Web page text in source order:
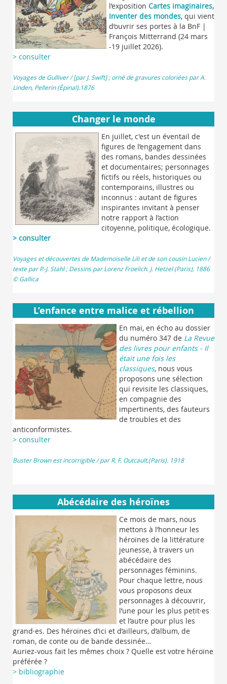
l’exposition Cartes imaginaires,
Inventer des mondes, qui vient
d’ouvrir ses portes à la BnF |
François Mitterrand (24 mars
-19 juillet 2026).
> consulter
Voyages de Gulliver / [par J. Swift] ; orné de gravures coloriées par A.
Linden, Pellerin (Épinal).1876
Changer le monde
En juillet, c'est un éventail de
figures de l’engagement dans
des romans, bandes dessinées
et documentaires; personnages
fictifs ou réels, historiques ou
contemporains, illustres ou
inconnus : autant de figures
inspirantes invitant à penser
notre rapport à l’action
citoyenne, politique, écologique.
> consulter
Voyages et découvertes de Mademoiselle Lili et de son cousin Lucien /
texte par P.-J. Stahl ; Dessins par Lorenz Froelich. J. Hetzel (Paris), 1886
© Gallica
L’enfance entre malice et rébellion
En mai, en écho au dossier
du numéro 347 de La Revue
des livres pour enfants - Il
était une fois les
classiques, nous vous
proposons une sélection
qui revisite les classiques,
en compagnie des
impertinents, des fauteurs
de troubles et des
anticonformistes.
> consulter
Buster Brown est incorrigible / par R. F. Outcault,(Paris). 1918
Abécédaire des héroïnes
Ce mois de mars, nous
mettons à l’honneur les
héroïnes de la littérature
jeunesse, à travers un
abécédaire des
personnages féminins.
Pour chaque lettre, nous
vous proposons deux
personnages à découvrir,
l’une pour les plus petit·es
et l’autre pour plus les
grand·es. Des héroïnes d’ici et d’ailleurs, d’album, de
roman, de conte ou de bande dessinée…
Auriez-vous fait les mêmes choix ? Quelle est votre héroïne
préférée ?
> bibliographie